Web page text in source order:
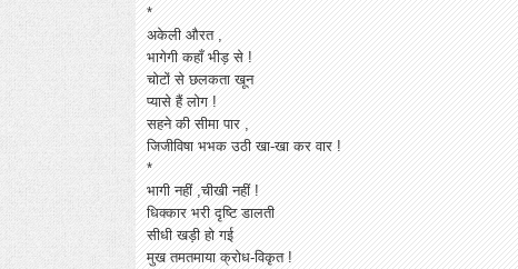
*
अकेली औरत ,
भागेगी कहाँ भीड़ से !
चोटों से छलकता खून
प्यासे हैं लोग !
सहने की सीमा पार ,
जिजीविषा भभक उठी खा-खा कर वार !
*
भागी नहीं ,चीखी नहीं !
धिक्कार भरी दृष्टि डालती
सीधी खड़ी हो गई
मुख तमतमाया क्रोध-विकृत !